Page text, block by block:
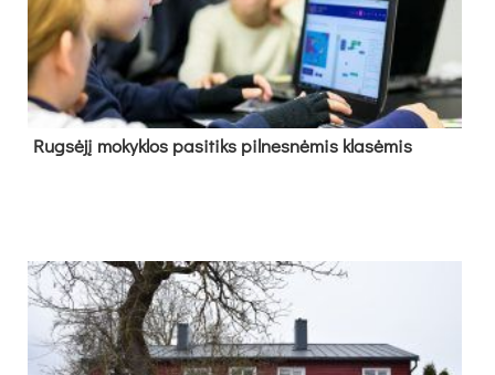
Rug­sė­jį mo­kyk­los pa­si­tiks pil­nes­nė­mis kla­sė­mis